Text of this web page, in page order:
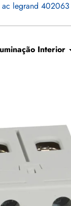
Interior
legrand 402063